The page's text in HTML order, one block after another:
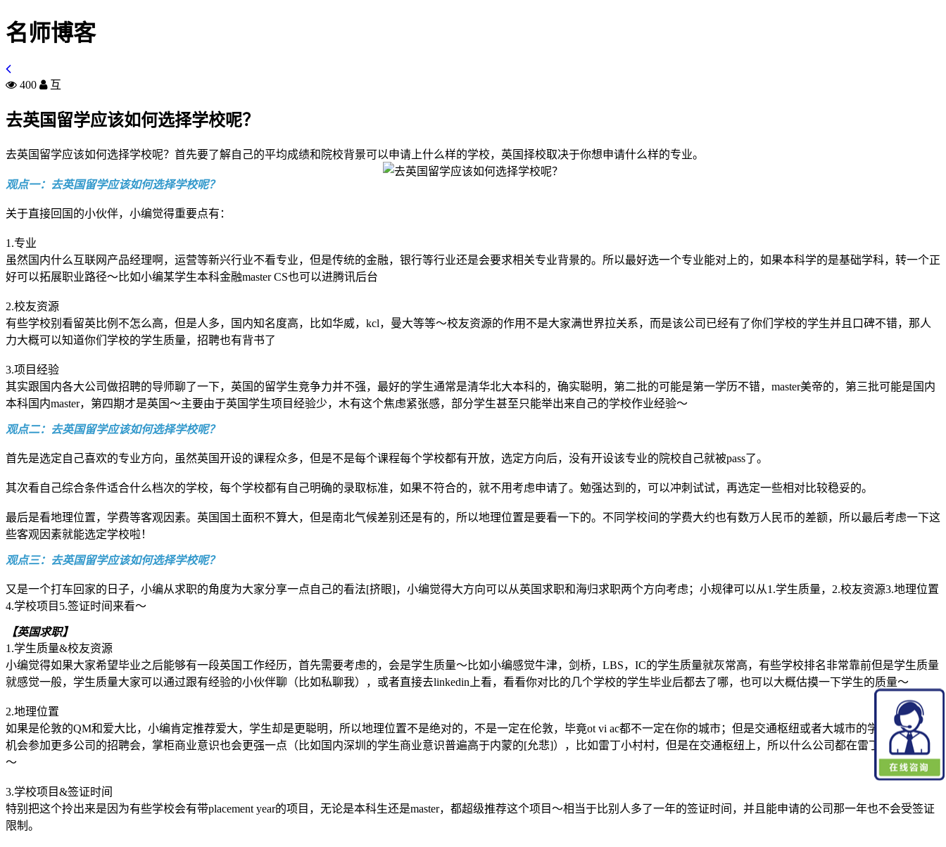
名师博客
400 互
去英国留学应该如何选择学校呢？
去英国留学应该如何选择学校呢？首先要了解自己的平均成绩和院校背景可以申请上什么样的学校，英国择校取决于你想申请什么样的专业。 ​
观点一：去英国留学应该如何选择学校呢？
关于直接回国的小伙伴，小编觉得重要点有：
1.专业
虽然国内什么互联网产品经理啊，运营等新兴行业不看专业，但是传统的金融，银行等行业还是会要求相关专业背景的。所以最好选一个专业能对上的，如果本科学的是基础学科，转一个正
好可以拓展职业路径～比如小编某学生本科金融master CS也可以进腾讯后台
2.校友资源
有些学校别看留英比例不怎么高，但是人多，国内知名度高，比如华威，kcl，曼大等等～校友资源的作用不是大家满世界拉关系，而是该公司已经有了你们学校的学生并且口碑不错，那人
力大概可以知道你们学校的学生质量，招聘也有背书了
3.项目经验
其实跟国内各大公司做招聘的导师聊了一下，英国的留学生竞争力并不强，最好的学生通常是清华北大本科的，确实聪明，第二批的可能是第一学历不错，master美帝的，第三批可能是国内
本科国内master，第四期才是英国～主要由于英国学生项目经验少，木有这个焦虑紧张感，部分学生甚至只能举出来自己的学校作业经验～
观点二：去英国留学应该如何选择学校呢？
首先是选定自己喜欢的专业方向，虽然英国开设的课程众多，但是不是每个课程每个学校都有开放，选定方向后，没有开设该专业的院校自己就被pass了。
其次看自己综合条件适合什么档次的学校，每个学校都有自己明确的录取标准，如果不符合的，就不用考虑申请了。勉强达到的，可以冲刺试试，再选定一些相对比较稳妥的。
最后是看地理位置，学费等客观因素。英国国土面积不算大，但是南北气候差别还是有的，所以地理位置是要看一下的。不同学校间的学费大约也有数万人民币的差额，所以最后考虑一下这
些客观因素就能选定学校啦！
观点三：去英国留学应该如何选择学校呢？
又是一个打车回家的日子，小编从求职的角度为大家分享一点自己的看法[挤眼]，小编觉得大方向可以从英国求职和海归求职两个方向考虑；小规律可以从1.学生质量，2.校友资源3.地理位置
4.学校项目5.签证时间来看～
【英国求职】
1.学生质量&校友资源
小编觉得如果大家希望毕业之后能够有一段英国工作经历，首先需要考虑的，会是学生质量～比如小编感觉牛津，剑桥，LBS，IC的学生质量就灰常高，有些学校排名非常靠前但是学生质量
就感觉一般，学生质量大家可以通过跟有经验的小伙伴聊（比如私聊我），或者直接去linkedin上看，看看你对比的几个学校的学生毕业后都去了哪，也可以大概估摸一下学生的质量～
2.地理位置
如果是伦敦的QM和爱大比，小编肯定推荐爱大，学生却是更聪明，所以地理位置不是绝对的，不是一定在伦敦，毕竟ot vi ac都不一定在你的城市；但是交通枢纽或者大城市的学生确实会有
机会参加更多公司的招聘会，掌柜商业意识也会更强一点（比如国内深圳的学生商业意识普遍高于内蒙的[允悲]），比如雷丁小村村，但是在交通枢纽上，所以什么公司都在雷丁搞个办公室
～
3.学校项目&签证时间
特别把这个拎出来是因为有些学校会有带placement year的项目，无论是本科生还是master，都超级推荐这个项目～相当于比别人多了一年的签证时间，并且能申请的公司那一年也不会受签证
限制。